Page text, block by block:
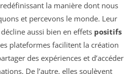
la manière dont nous
et percevons le monde. Leur
aussi bien en effets positifs
plateformes facilitent la création
des expériences et d’accéder
De l’autre, elles soulèvent